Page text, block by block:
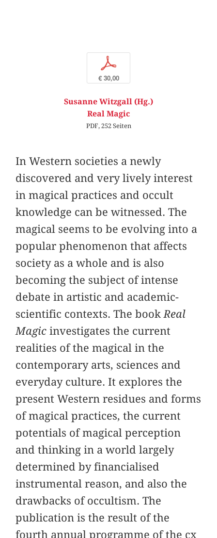
p
€ 30,00
Susanne Witzgall (Hg.)
Real Magic
PDF, 252 Seiten
In Western societies a newly
discovered and very lively interest
in magical practices and occult
knowledge can be witnessed. The
magical seems to be evolving into a
popular phenomenon that affects
society as a whole and is also
becoming the subject of intense
debate in artistic and academic-
scientific contexts. The book Real
Magic investigates the current
realities of the magical in the
contemporary arts, sciences and
everyday culture. It explores the
present Western residues and forms
of magical practices, the current
potentials of magical perception
and thinking in a world largely
determined by financialised
instrumental reason, and also the
drawbacks of occultism. The
publication is the result of the
fourth annual programme of the cx